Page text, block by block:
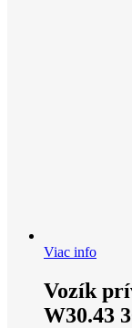
Viac info
Vozík
W30.43